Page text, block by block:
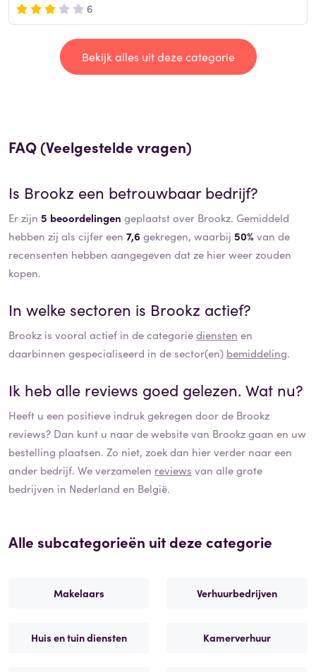
6
Bekijk alles uit deze categorie
FAQ (Veelgestelde vragen)
Is Brookz een betrouwbaar bedrijf?
Er zijn 5 beoordelingen geplaatst over Brookz. Gemiddeld
hebben zij als cijfer een 7,6gekregen, waarbij 50% van de
recensenten hebben aangegeven dat ze hier weer zouden
kopen.
In welke sectoren is Brookz actief?
Brookz is vooral actief in de categoriediensten en
daarbinnen gespecialiseerd in de sector(en) bemiddeling.
Ik heb alle reviews goed gelezen. Wat nu?
Heeft u een positieve indruk gekregen door de Brookz
reviews? Dan kunt u naar de website van Brookzgaan en uw
bestelling plaatsen. Zo niet, zoek dan hier verder naar een
ander bedrijf. We verzamelen reviews van alle grote
bedrijven in Nederland en België.
Alle subcategorieën uit deze categorie
Makelaars Verhuurbedrijven
Huis en tuin diensten Kamerverhuur